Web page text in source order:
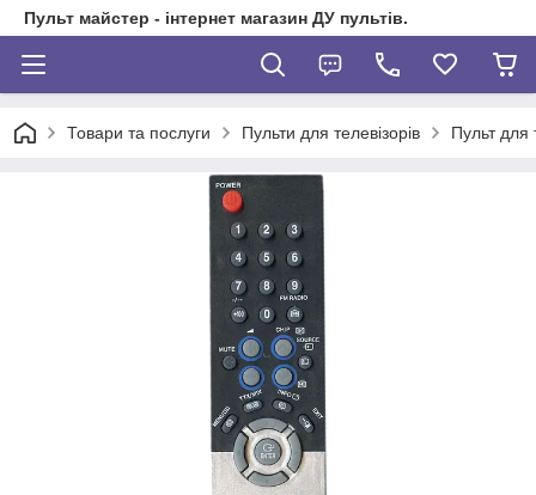
Пульт майстер - інтернет магазин ДУ пультів.
Товари та послуги Пульти для телевізорів Пульт для